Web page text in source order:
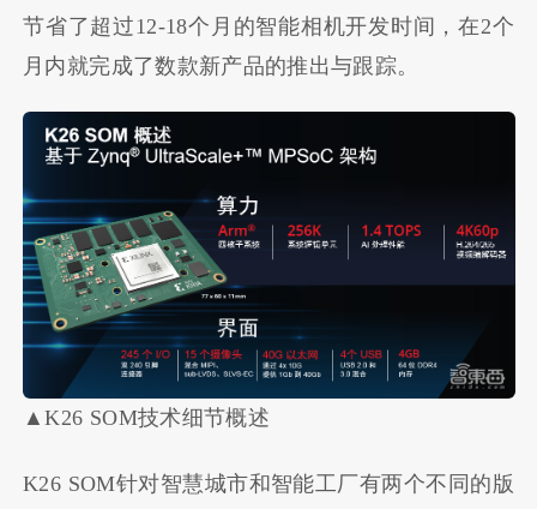
节省了超过12-18个月的智能相机开发时间，在2个
月内就完成了数款新产品的推出与跟踪。
▲K26 SOM技术细节概述
K26 SOM针对智慧城市和智能工厂有两个不同的版